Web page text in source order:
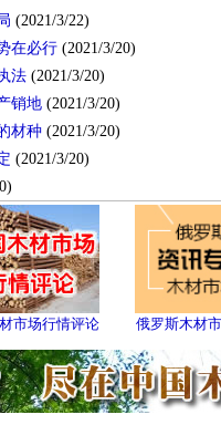
(2021/3/22)
在必行 (2021/3/20)
法 (2021/3/20)
销地 (2021/3/20)
材种 (2021/3/20)
(2021/3/20)
市场行情评论 俄罗斯木材